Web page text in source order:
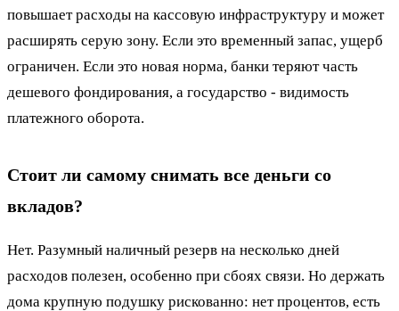
повышает расходы на кассовую инфраструктуру и может
расширять серую зону. Если это временный запас, ущерб
ограничен. Если это новая норма, банки теряют часть
дешевого фондирования, а государство - видимость
платежного оборота.
Стоит ли самому снимать все деньги со
вкладов?
Нет. Разумный наличный резерв на несколько дней
расходов полезен, особенно при сбоях связи. Но держать
дома крупную подушку рискованно: нет процентов, есть